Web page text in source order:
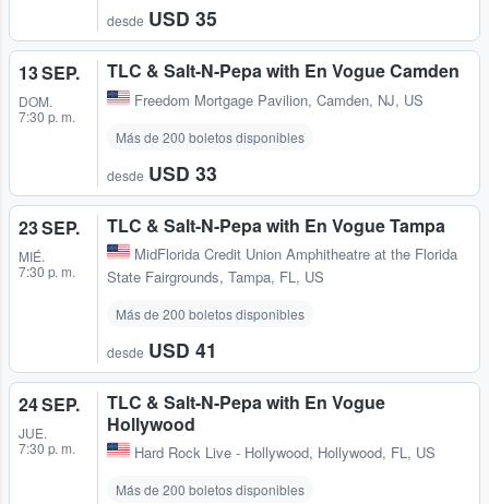
desde USD 35
13 SEP.
DOM.
7:30 p. m.
TLC & Salt-N-Pepa with En Vogue Camden
Freedom Mortgage Pavilion, Camden, NJ, US
Más de 200 boletos disponibles
desde USD 33
23 SEP.
MIÉ.
7:30 p. m.
TLC & Salt-N-Pepa with En Vogue Tampa
MidFlorida Credit Union Amphitheatre at the Florida
State Fairgrounds, Tampa, FL, US
Más de 200 boletos disponibles
desde USD 41
24 SEP.
JUE.
7:30 p. m.
TLC & Salt-N-Pepa with En Vogue
Hollywood
Hard Rock Live - Hollywood, Hollywood, FL, US
Más de 200 boletos disponibles